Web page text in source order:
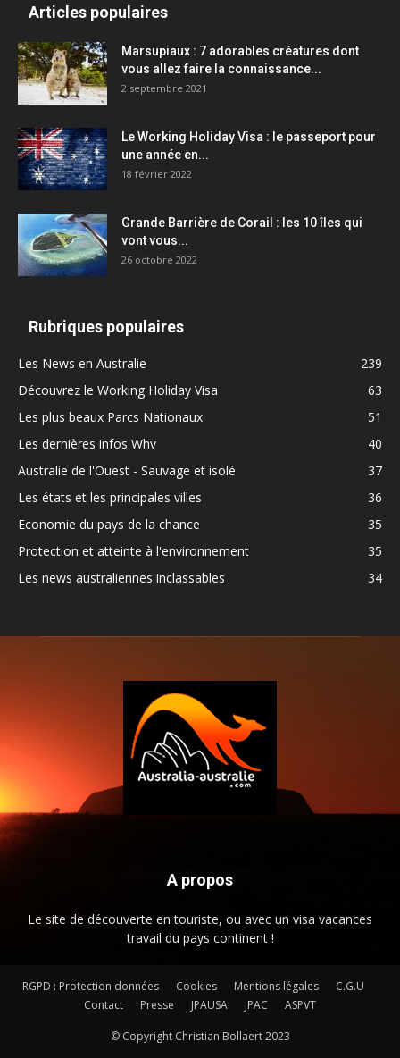
Articles populaires
Marsupiaux : 7 adorables créatures dont
vous allez faire la connaissance...
2 septembre 2021
Le Working Holiday Visa : le passeport pour
une année en...
18 février 2022
Grande Barrière de Corail : les 10 îles qui
vont vous...
26 octobre 2022
Rubriques populaires
Les News en Australie
239
Découvrez le Working Holiday Visa
63
Les plus beaux Parcs Nationaux
51
Les dernières infos Whv
40
Australie de l'Ouest - Sauvage et isolé
37
Les états et les principales villes
36
Economie du pays de la chance
35
Protection et atteinte à l'environnement
35
Les news australiennes inclassables
34
A propos
Le site de découverte en touriste, ou avec un visa vacances
travail du pays continent !
RGPD : Protection données Cookies Mentions légales
C.G.U
Contact
Presse JPAUSA JPAC ASPVT
© Copyright Christian Bollaert 2023